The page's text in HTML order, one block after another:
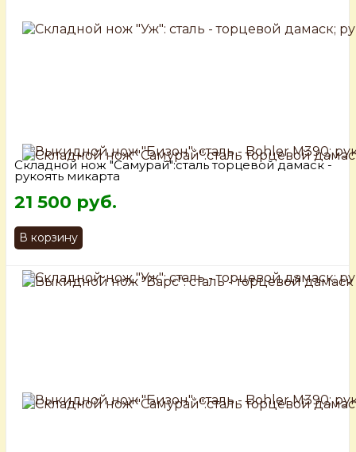
Складной нож "Самурай":сталь торцевой дамаск -
рукоять микарта
21 500 руб.
В корзину